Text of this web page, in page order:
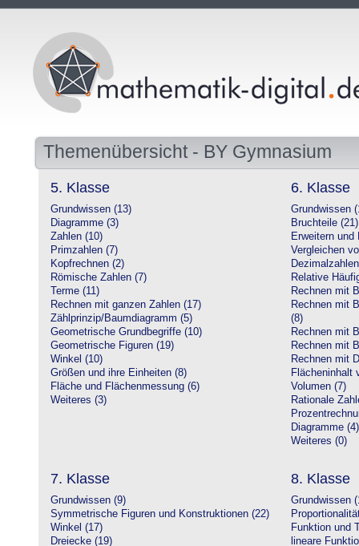
Themenübersicht - BY Gymnasium
5. Klasse
Grundwissen (13)
Diagramme (3)
Zahlen (10)
Primzahlen (7)
Kopfrechnen (2)
Römische Zahlen (7)
Terme (11)
Rechnen mit ganzen Zahlen (17)
Zählprinzip/Baumdiagramm (5)
Geometrische Grundbegriffe (10)
Geometrische Figuren (19)
Winkel (10)
Größen und ihre Einheiten (8)
Fläche und Flächenmessung (6)
Weiteres (3)
6. Klasse
Grundwissen
Bruchteile (21)
Erweitern und
Vergleichen
Relative
Rechnen mit
Rechnen mit
(8)
Rechnen mit
Rechnen mit
Rechnen mit
Flächeninhalt
Volumen (7)
Rationale
Diagramme (4)
Weiteres (0)
7. Klasse
Grundwissen (9)
Symmetrische Figuren und Konstruktionen (22)
Winkel (17)
Dreiecke (19)
8. Klasse
Grundwissen
Funktion und
lineare